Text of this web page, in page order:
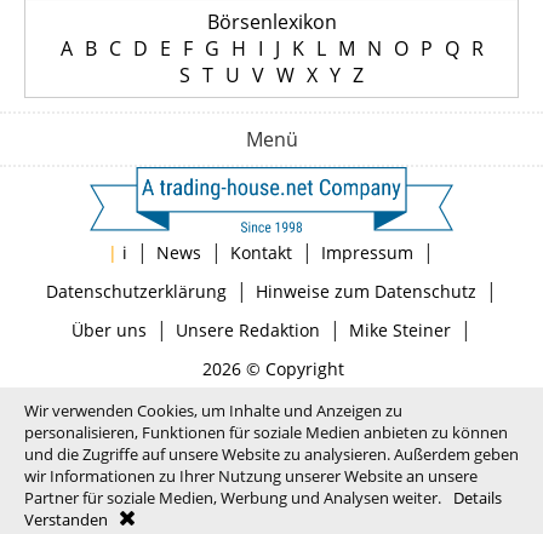
Börsenlexikon
A B C D E F G H I J K L M N O P Q R
S T U V W X Y Z
Menü
| i | News | Kontakt | Impressum |
Datenschutzerklärung| Hinweise zum Datenschutz |
Über uns | Unsere Redaktion | Mike Steiner|
2026 © Copyright
Wir verwenden Cookies, um Inhalte und Anzeigen zu
personalisieren, Funktionen für soziale Medien anbieten zu können
und die Zugriffe auf unsere Website zu analysieren. Außerdem geben
wir Informationen zu Ihrer Nutzung unserer Website an unsere
Partner für soziale Medien, Werbung und Analysen weiter.
Details
Verstanden